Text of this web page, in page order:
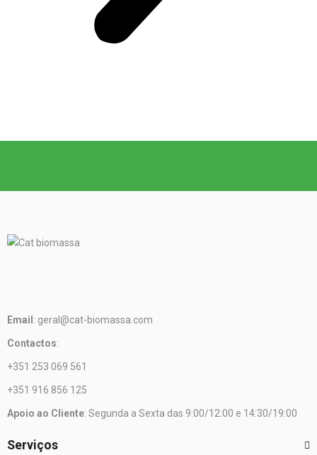
Email : geral@cat-biomassa.com
Contactos:
+351 253 069 561
+351 916 856 125
Apoio ao Cliente: Segunda a Sexta das 9:00/12:00 e 14:30/19:00
Serviços